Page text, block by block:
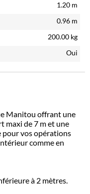
1.20 m
0.96 m
200.00 kg
Oui
Manitou offrant une
maxi de 7 m et une
pour vos opérations
comme en
à 2 mètres.